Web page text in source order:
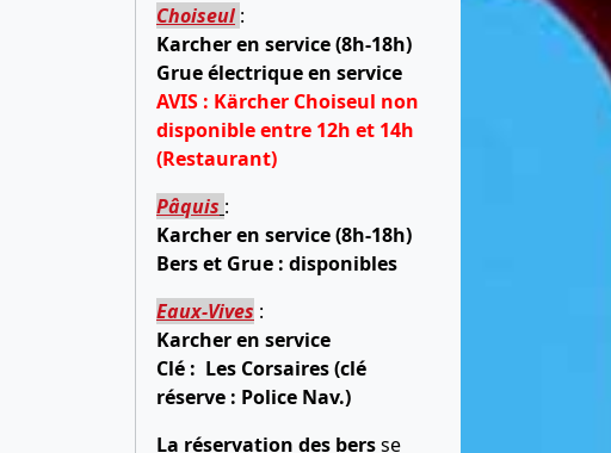
Choiseul :
Karcher en service (8h-18h)
Grue électrique en service
AVIS : Kärcher Choiseul non
disponible entre 12h et 14h
(Restaurant)
Pâquis :
Karcher en service (8h-18h)
Bers et Grue : disponibles
Eaux-Vives :
Karcher en service
Clé : Les Corsaires (clé
réserve : Police Nav.)
La réservation des bersse